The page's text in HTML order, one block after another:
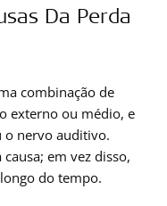
Da Perda
combinação de
externo ou médio, e
nervo auditivo.
em vez disso,
do tempo.